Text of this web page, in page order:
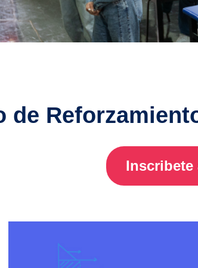
de
Inscribete